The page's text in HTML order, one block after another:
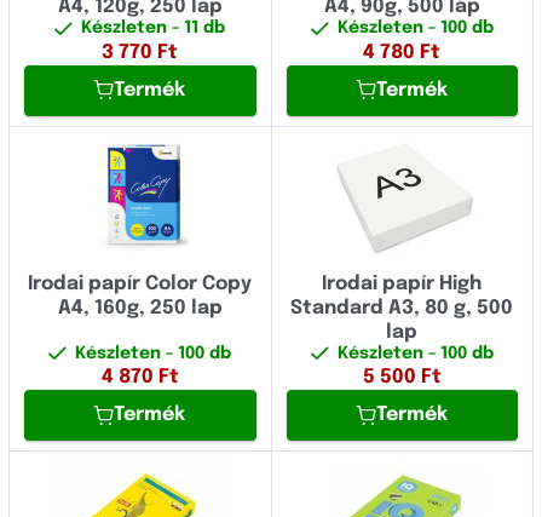
A4, 120g, 250 lap
Készleten- 11 db
3 770 Ft
Termék
A4, 90g, 500 lap
Készleten - 100 db
4 780 Ft
Termék
Irodai papír Color Copy
A4, 160g, 250 lap
Készleten- 100 db
4 870 Ft
Termék
Irodai papír High
Standard A3, 80 g, 500
lap
Készleten - 100 db
5 500 Ft
Termék